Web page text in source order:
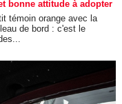
bonne attitude à adopter
témoin orange avec la
de bord : c'est le